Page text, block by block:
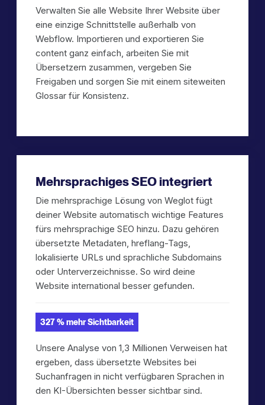
Verwalten Sie alle Website Ihrer Website über
eine einzige Schnittstelle außerhalb von
Webflow. Importieren und exportieren Sie
content ganz einfach, arbeiten Sie mit
Übersetzern zusammen, vergeben Sie
Freigaben und sorgen Sie mit einem siteweiten
Glossar für Konsistenz.
Mehrsprachiges SEO integriert
Die mehrsprachige Lösung von Weglot fügt
deiner Website automatisch wichtige Features
fürs mehrsprachige SEO hinzu. Dazu gehören
übersetzte Metadaten, hreflang-Tags,
lokalisierte URLs und sprachliche Subdomains
oder Unterverzeichnisse. So wird deine
Website international besser gefunden.
327 % mehr Sichtbarkeit
Unsere Analyse von 1,3 Millionen Verweisen hat
ergeben, dass übersetzte Websites bei
Suchanfragen in nicht verfügbaren Sprachen in
den KI-Übersichten besser sichtbar sind.